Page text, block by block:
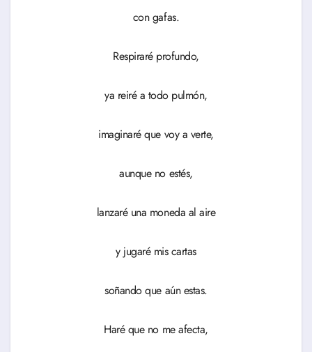
con gafas.
Respiraré profundo,
ya reiré a todo pulmón,
imaginaré que voy a verte,
aunque no estés,
lanzaré una moneda al aire
y jugaré mis cartas
soñando que aún estas.
Haré que no me afecta,